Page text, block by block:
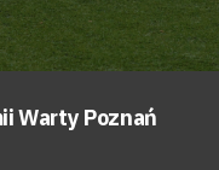
Warty Poznań